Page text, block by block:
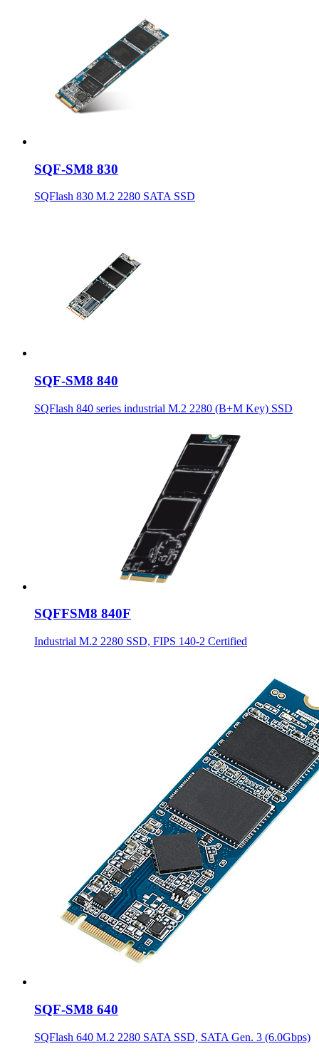
SQF-SM8 830
SQFlash 830 M.2 2280 SATA SSD
SQF-SM8 840
SQFlash 840 series industrial M.2 2280 (B+M Key) SSD
SQFFSM8 840F
Industrial M.2 2280 SSD, FIPS 140-2 Certified
SQF-SM8 640
SQFlash 640 M.2 2280 SATA SSD, SATA Gen. 3 (6.0Gbps)